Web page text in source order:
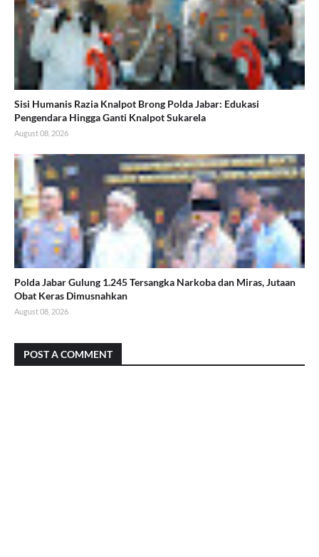
Sisi Humanis Razia Knalpot Brong Polda Jabar: Edukasi
Pengendara Hingga Ganti Knalpot Sukarela
August 08, 2026
Polda Jabar Gulung 1.245 Tersangka Narkoba dan Miras, Jutaan
Obat Keras Dimusnahkan
August 08, 2026
POST A COMMENT